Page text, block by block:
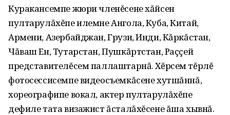
Куракансемпе жюри членĕсене хăйсен
пултарулăхĕпе илемне Ангола‚ Куба‚ Китай‚
Армени‚ Азербайджан‚ Грузи‚ Инди‚ Кăркăстан‚
Чăваш Ен‚ Тутарстан‚ Пушкăртстан‚ Раççей
представителĕсем паллаштарнă. Хĕрсем тĕрлĕ
фотосессисемпе видеосъемкăсене хутшăннă‚
хореографипе вокал‚ актер пултарулăхĕпе
дефиле тата визажист ăсталăхĕсене ăша хывнă.